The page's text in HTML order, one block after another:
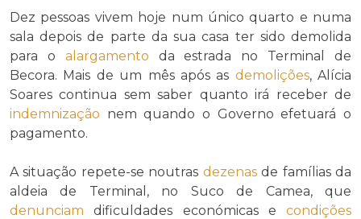
Dez pessoas vivem hoje num único quarto e numa
sala depois de parte da sua casa ter sido demolida
para o alargamento da estrada no Terminal de
Becora. Mais de um mês após as demolições, Alícia
Soares continua sem saber quanto irá receber de
indemnização nem quando o Governo efetuará o
pagamento.
A situação repete-se noutras dezenasde famílias da
aldeia de Terminal, no Suco de Camea, que
denunciam dificuldades económicas e condições